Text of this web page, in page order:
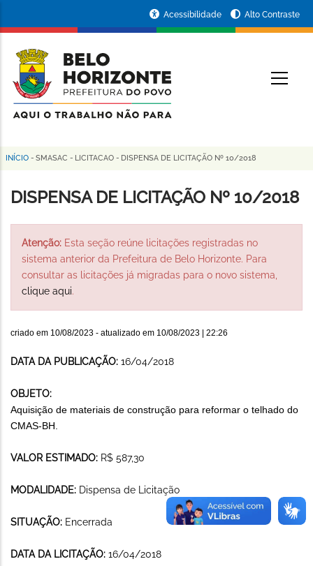
conteúdo
principal
da
Prefeitura
de
Horizonte
Acessibilidade Alto Contraste
Trilha
de
INÍCIO - SMASAC - LICITACAO - DISPENSA DE LICITAÇÃO Nº 10/2018
DISPENSA DE LICITAÇÃO Nº 10/2018
Atenção: Esta seção reúne licitações registradas no
sistema anterior da Prefeitura de Belo Horizonte. Para
consultar as licitações já migradas para o novo sistema,
clique aqui.
criado em 10/08/2023 - atualizado em 10/08/2023 | 22:26
DATA DA PUBLICAÇÃO: 16/04/2018
OBJETO:
Aquisição de materiais de construção para reformar o telhado do
CMAS-BH.
VALOR ESTIMADO: R$ 587,30
MODALIDADE: Dispensa de Licitação
SITUAÇÃO: Encerrada
DATA DA LICITAÇÃO: 16/04/2018